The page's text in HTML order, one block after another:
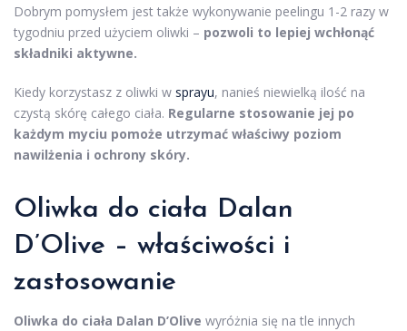
Dobrym pomysłem jest także wykonywanie peelingu 1-2 razy w
tygodniu przed użyciem oliwki – pozwoli to lepiej wchłonąć
składniki aktywne.
Kiedy korzystasz z oliwki w sprayu, nanieś niewielką ilość na
czystą skórę całego ciała. Regularne stosowanie jej po
każdym myciu pomoże utrzymać właściwy poziom
nawilżenia i ochrony skóry.
Oliwka do ciała Dalan
D’Olive – właściwości i
zastosowanie
Oliwka do ciała Dalan D’Olive wyróżnia się na tle innych